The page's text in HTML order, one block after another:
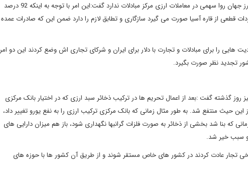
سخنگوی مرکز مبادلات ارزی همچنین با تاکید بر اینکه دلار به عنوان ارز جهان روا سهمی در معاملات ارزی مرکز مبادلات ندارد گفت:این امر با توجه به اینکه 92 درصد
غیرنفتی به قاره آسیا و حدود 70 درصد از واردات قطعی از قاره آسیا صورت می گیرد سازگاری و تطابق لازم را دارد ضمن این که صادرات عمده
هایی را برای مبادلات و تجارت با دلار برای ایران و شرکای تجاری اش وضع کردند این دو امر
تجدید نظر صورت بگیرد.
گذشته گفت :بعد از اعمال تحریم ها در ترکیب ذخائر سبد ارزی که در اختیار بانک مرکزی
منتفع شد. به طور مثال زمانی که بانک مرکزی ترکیب ارزی را به نفع یورو تغییر داد،
که بنا شد بخشی از ذخائر به صورت فلزات گرانبها نگهداری شود، باز هم میزان دارایی های
سبب خیر شد.
تجار عادت کردند در کشور های خاص مستقر شوند و از طریق آن کشور ها با حوزه های